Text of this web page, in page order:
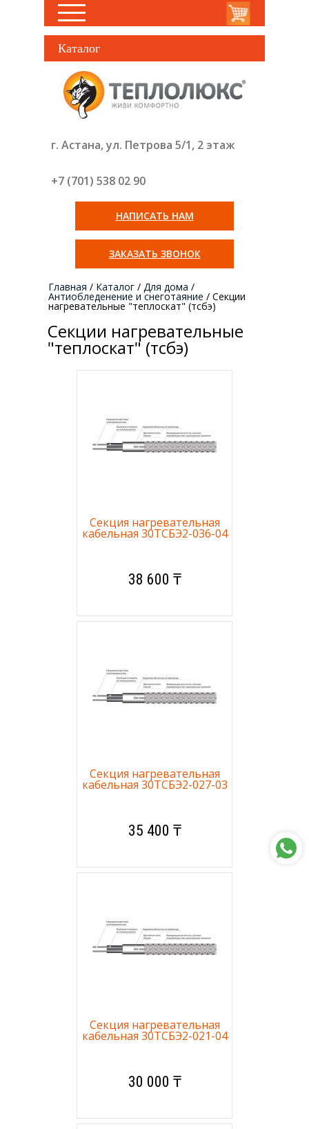
Каталог
г. Астана, ул. Петрова 5/1, 2 этаж
+7 (701) 538 02 90
НАПИСАТЬ НАМ
ЗАКАЗАТЬ ЗВОНОК
Главная / Каталог / Для дома /
Антиобледенение и снеготаяние / Секции
нагревательные "теплоскат" (тсбэ)
Секции нагревательные
"теплоскат" (тсбэ)
Секция нагревательная
кабельная 30ТСБЭ2-036-04
38 600 ₸
Секция нагревательная
кабельная 30ТСБЭ2-027-03
35 400 ₸
Секция нагревательная
кабельная 30ТСБЭ2-021-04
30 000 ₸